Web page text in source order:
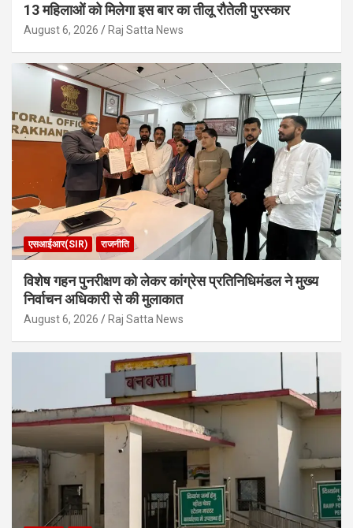
13 महिलाओं को मिलेगा इस बार का तीलू रौतेली पुरस्कार
August 6, 2026 Raj Satta News
एसआईआर(SIR) राजनीति
विशेष गहन पुनरीक्षण को लेकर कांग्रेस प्रतिनिधिमंडल ने मुख्य
निर्वाचन अधिकारी से की मुलाकात
August 6, 2026 Raj Satta News